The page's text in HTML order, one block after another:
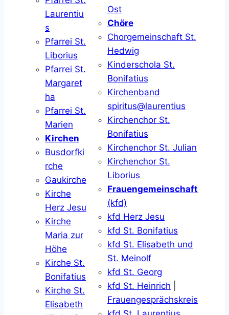
Laurentiu
s
Pfarrei St.
Liborius
Pfarrei St.
Margaret
ha
Pfarrei St.
Marien
Kirchen
Busdorfki
rche
Gaukirche
Kirche
Herz Jesu
Kirche
Maria zur
Höhe
Kirche St.
Bonifatius
Kirche St.
Elisabeth
Ost
Chöre
Chorgemeinschaft St.
Hedwig
Kinderschola St.
Bonifatius
Kirchenband
spiritus@laurentius
Kirchenchor St.
Bonifatius
Kirchenchor St. Julian
Kirchenchor St.
Liborius
Frauengemeinschaft
(kfd)
kfd Herz Jesu
kfd St. Bonifatius
kfd St. Elisabeth und
St. Meinolf
kfd St. Georg
kfd St. Heinrich
Frauengesprächskreis